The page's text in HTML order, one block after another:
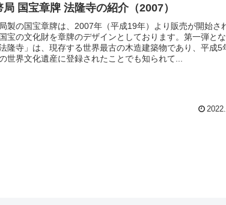
局 国宝章牌 法隆寺の紹介（2007）
製の国宝章牌は、2007年（平成19年）より販売が開始さ
宝の文化財を章牌のデザインとしております。第一弾と
隆寺」は、現存する世界最古の木造建築物であり、平成5
世界文化遺産に登録されたことでも知られて...